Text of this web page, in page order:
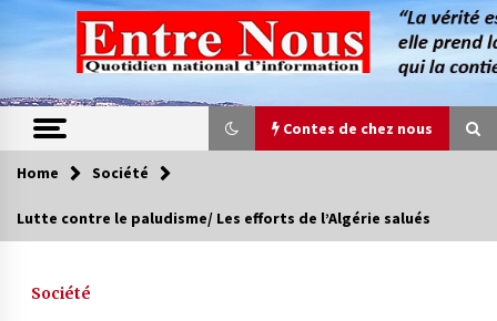
content
Contes de chez nous
Contes de chez nous
Home Société
Lutte contre le paludisme/ Les efforts de l’Algérie salués
Société